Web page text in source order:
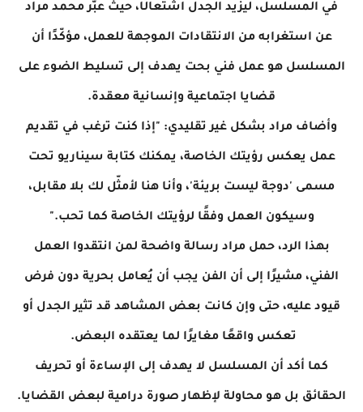
في المسلسل، ليزيد الجدل اشتعالًا، حيث عبّر محمد مراد
عن استغرابه من الانتقادات الموجهة للعمل، مؤكّدًا أن
المسلسل هو عمل فني بحت يهدف إلى تسليط الضوء على
قضايا اجتماعية وإنسانية معقدة.
وأضاف مراد بشكل غير تقليدي: "إذا كنت ترغب في تقديم
عمل يعكس رؤيتك الخاصة، يمكنك كتابة سيناريو تحت
مسمى 'دوجة ليست بريئة'، وأنا هنا لأمثّل لك بلا مقابل،
وسيكون العمل وفقًا لرؤيتك الخاصة كما تحب."
بهذا الرد، حمل مراد رسالة واضحة لمن انتقدوا العمل
الفني، مشيرًا إلى أن الفن يجب أن يُعامل بحرية دون فرض
قيود عليه، حتى وإن كانت بعض المشاهد قد تثير الجدل أو
تعكس واقعًا مغايرًا لما يعتقده البعض.
كما أكد أن المسلسل لا يهدف إلى الإساءة أو تحريف
الحقائق بل هو محاولة لإظهار صورة درامية لبعض القضايا.